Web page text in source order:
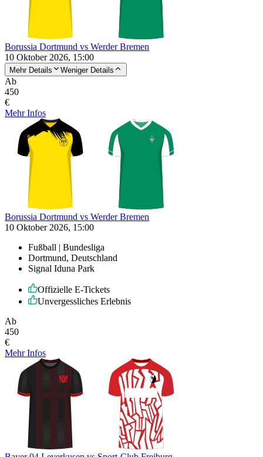
Borussia Dortmund vs Werder Bremen
10 Oktober 2026, 15:00
Mehr Details Weniger Details
Ab
450
€
Mehr Infos
Borussia Dortmund vs Werder Bremen
10 Oktober 2026, 15:00
Fußball | Bundesliga
Dortmund, Deutschland
Signal Iduna Park
Offizielle E-Tickets
Unvergessliches Erlebnis
Ab
450
€
Mehr Infos